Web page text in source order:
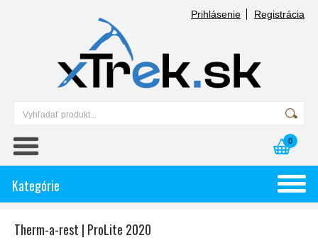
Prihlásenie Registrácia
0
Kategórie
Therm-a-rest | ProLite 2020